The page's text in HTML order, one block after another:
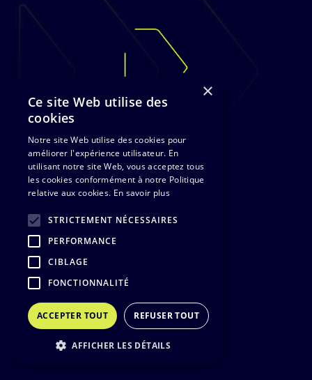
×
Ce site Web utilise des
cookies
Notre site Web utilise des cookies pour
améliorer l'expérience utilisateur. En
utilisant notre site Web, vous acceptez tous
les cookies conformément à notre Politique
relative aux cookies. En savoir plus
STRICTEMENT NÉCESSAIRES
PERFORMANCE
CIBLAGE
FONCTIONNALITÉ
ACCEPTER TOUT REFUSER TOUT
AFFICHER LES DÉTAILS